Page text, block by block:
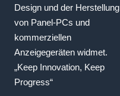
Design und der Herstellung
von Panel-PCs und
kommerziellen
Anzeigegeräten widmet.
„Keep Innovation, Keep
Progress“